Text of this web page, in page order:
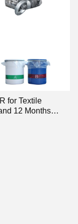
for Textile
12 Months